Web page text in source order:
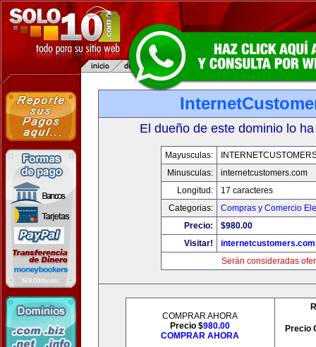
El dueño de este dominio lo
Mayusculas:
Minusculas:
internetcustomers.com
Longitud:
17 caracteres
Categorias:
Compras y Comercio
Precio:
$980.00
Visitar!
internetcustomers.com
Serán consideradas
COMPRAR AHORA
Precio $980.00
COMPRAR AHORA
Precio